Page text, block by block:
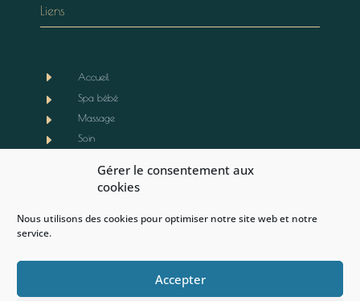
Gérer le consentement aux
cookies
Nous utilisons des cookies pour optimiser notre site web et notre
service.
Accepter
Liens
E Accueil
E Spa bébé
E Massage
E Soin
Notre actualité
E Mentions légales
E
E Politique de cookies (EU)